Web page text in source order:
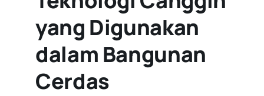
yang Digunakan
dalam Bangunan
Cerdas